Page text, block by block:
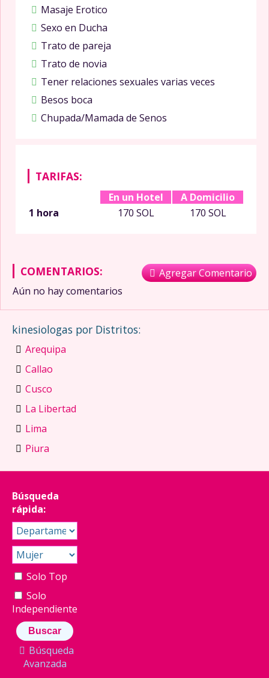
Masaje Erotico
Sexo en Ducha
Trato de pareja
Trato de novia
Tener relaciones sexuales varias veces
Besos boca
Chupada/Mamada de Senos
TARIFAS:
En un Hotel
A Domicilio
1 hora
170 SOL 170 SOL
COMENTARIOS:
Agregar Comentario
Aún no hay comentarios
kinesiologas por Distritos:
Arequipa
Callao
Cusco
La Libertad
Lima
Piura
Búsqueda
rápida:
Solo Top
Solo
Independiente
Búsqueda
Avanzada